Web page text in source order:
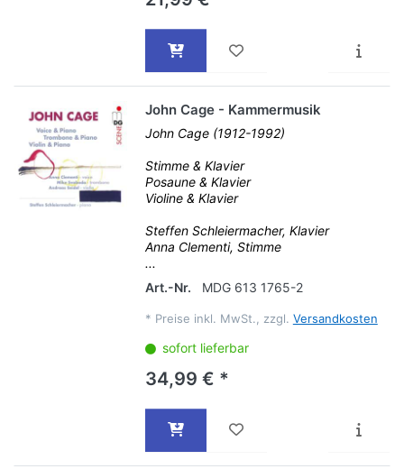
John Cage - Kammermusik
John Cage (1912-1992)
Stimme & Klavier
Posaune & Klavier
Violine & Klavier
Steffen Schleiermacher, Klavier
Anna Clementi, Stimme
...
Art.-Nr.
MDG 613 1765-2
* Preise inkl. MwSt., zzgl. Versandkosten
sofort lieferbar
34,99 € *